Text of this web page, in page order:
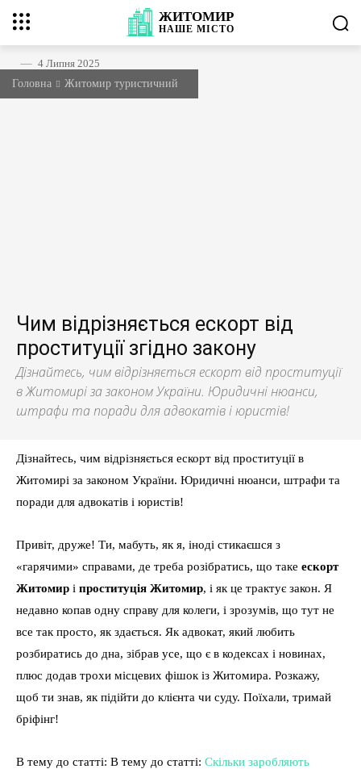
ЖИТОМИР
НАШЕМІСТО
4 Липня 2025
Головна
Житомир туристичний
Чим відрізняється ескорт від
проституції згідно закону
Дізнайтесь, чим відрізняється ескорт від проституції
в Житомирі за законом України. Юридичні нюанси,
штрафи та поради для адвокатів і юристів!
Дізнайтесь, чим відрізняється ескорт від проституції в
Житомирі за законом України. Юридичні нюанси, штрафи та
поради для адвокатів і юристів!
Привіт, друже! Ти, мабуть, як я, іноді стикаєшся з
«гарячими» справами, де треба розібратись, що таке ескорт
Житомир і проституція Житомир, і як це трактує закон. Я
недавно копав одну справу для колеги, і зрозумів, що тут не
все так просто, як здається. Як адвокат, який любить
розбиратись до дна, зібрав усе, що є в кодексах і новинах,
плюс додав трохи місцевих фішок із Житомира. Розкажу,
щоб ти знав, як підійти до клієнта чи суду. Поїхали, тримай
бріфінг!
В тему до статті: В тему до статті: Скільки заробляють